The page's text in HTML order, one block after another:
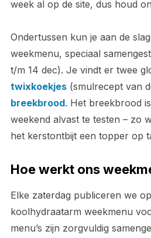
week al op de site, dus houd
Ondertussen kun je aan de
weekmenu, speciaal
t/m 14 dec). Je vindt er twee
twixkoekjes(smulrecept van
breekbrood. Het breekbrood
weekend alvast te testen – zo
het kerstontbijt een topper op
Hoe werkt ons
Elke zaterdag publiceren we
koolhydraatarm weekmenu
menu’s zijn zorgvuldig